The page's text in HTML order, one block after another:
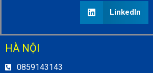
LinkedIn
HÀ NỘI
0859143143